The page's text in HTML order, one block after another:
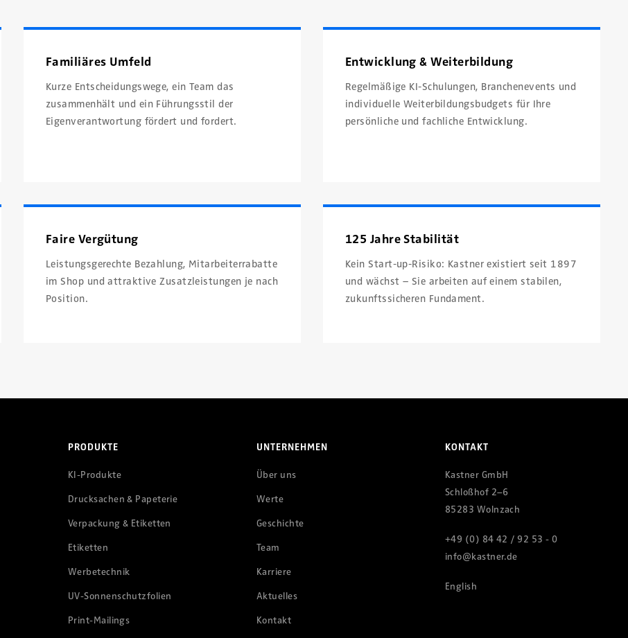
Familiäres Umfeld
Kurze Entscheidungswege, ein Team das
zusammenhält und ein Führungsstil der
Eigenverantwortung fördert und fordert.
Entwicklung & Weiterbildung
Regelmäßige KI-Schulungen, Branchenevents und
individuelle Weiterbildungsbudgets für Ihre
persönliche und fachliche Entwicklung.
Faire Vergütung
Leistungsgerechte Bezahlung, Mitarbeiterrabatte
im Shop und attraktive Zusatzleistungen je nach
Position.
125 Jahre Stabilität
Kein Start-up-Risiko: Kastner existiert seit 1897
und wächst – Sie arbeiten auf einem stabilen,
zukunftssicheren Fundament.
PRODUKTE
KI-Produkte
Drucksachen & Papeterie
Verpackung & Etiketten
Etiketten
Werbetechnik
UV-Sonnenschutzfolien
Print-Mailings
UNTERNEHMEN
Über uns
Werte
Geschichte
Team
Karriere
Aktuelles
Kontakt
KONTAKT
Kastner GmbH
Schloßhof 2–6
85283 Wolnzach
+49 (0) 84 42 / 92 53 - 0
info@kastner.de
English